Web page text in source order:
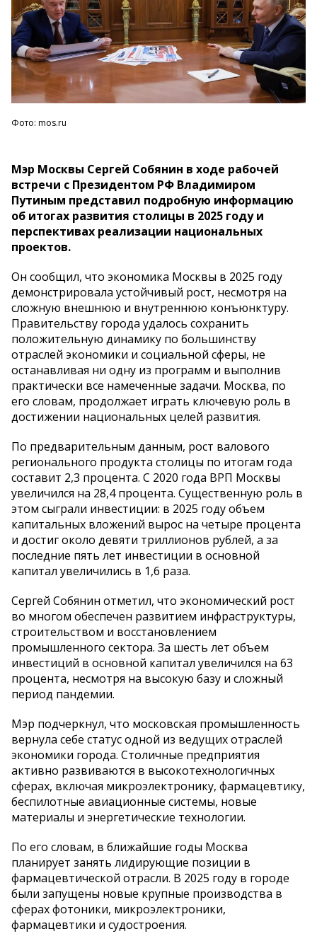
Фото: mos.ru
Мэр Москвы Сергей Собянин в ходе рабочей
встречи с Президентом РФ Владимиром
Путиным представил подробную информацию
об итогах развития столицы в 2025 году и
перспективах реализации национальных
проектов.
Он сообщил, что экономика Москвы в 2025 году
демонстрировала устойчивый рост, несмотря на
сложную внешнюю и внутреннюю конъюнктуру.
Правительству города удалось сохранить
положительную динамику по большинству
отраслей экономики и социальной сферы, не
останавливая ни одну из программ и выполнив
практически все намеченные задачи. Москва, по
его словам, продолжает играть ключевую роль в
достижении национальных целей развития.
По предварительным данным, рост валового
регионального продукта столицы по итогам года
составит 2,3 процента. С 2020 года ВРП Москвы
увеличился на 28,4 процента. Существенную роль в
этом сыграли инвестиции: в 2025 году объем
капитальных вложений вырос на четыре процента
и достиг около девяти триллионов рублей, а за
последние пять лет инвестиции в основной
капитал увеличились в 1,6 раза.
Сергей Собянин отметил, что экономический рост
во многом обеспечен развитием инфраструктуры,
строительством и восстановлением
промышленного сектора. За шесть лет объем
инвестиций в основной капитал увеличился на 63
процента, несмотря на высокую базу и сложный
период пандемии.
Мэр подчеркнул, что московская промышленность
вернула себе статус одной из ведущих отраслей
экономики города. Столичные предприятия
активно развиваются в высокотехнологичных
сферах, включая микроэлектронику, фармацевтику,
беспилотные авиационные системы, новые
материалы и энергетические технологии.
По его словам, в ближайшие годы Москва
планирует занять лидирующие позиции в
фармацевтической отрасли. В 2025 году в городе
были запущены новые крупные производства в
сферах фотоники, микроэлектроники,
фармацевтики и судостроения.